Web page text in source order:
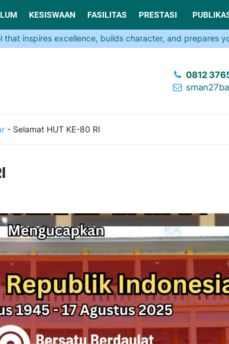
KESISWAAN FASILITAS PRESTASI
excellence, builds character, and prepares you
0812
- Selamat HUT KE-80 RI